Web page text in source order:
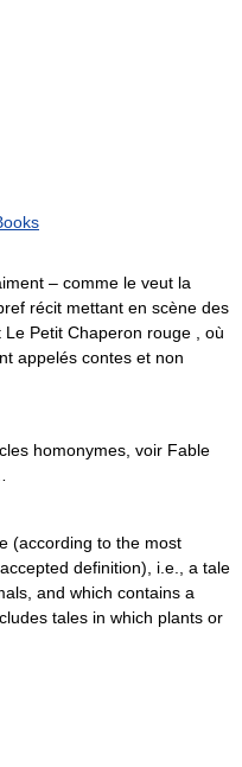
– comme le veut la
récit mettant en scène des
Petit Chaperon rouge , où
appelés contes et non
homonymes, voir Fable
(according to the most
definition), i.e., a tale
and which contains a
tales in which plants or